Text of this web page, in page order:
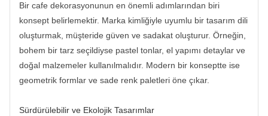
Bir cafe dekorasyonunun en önemli adımlarından biri
konsept belirlemektir. Marka kimliğiyle uyumlu bir tasarım dili
oluşturmak, müşteride güven ve sadakat oluşturur. Örneğin,
bohem bir tarz seçildiyse pastel tonlar, el yapımı detaylar ve
doğal malzemeler kullanılmalıdır. Modern bir konseptte ise
geometrik formlar ve sade renk paletleri öne çıkar.
Sürdürülebilir ve Ekolojik Tasarımlar